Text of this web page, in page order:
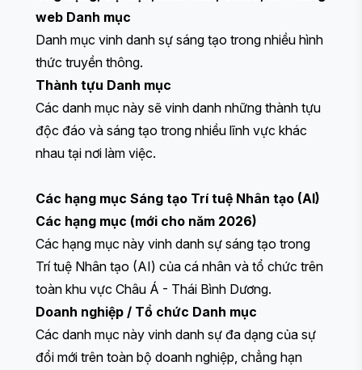
web Danh mục
Danh mục vinh danh sự sáng tạo trong nhiều hình
thức truyền thông.
Thành tựu Danh mục
Các danh mục này sẽ vinh danh những thành tựu
độc đáo và sáng tạo trong nhiều lĩnh vực khác
nhau tại nơi làm việc.
Các hạng mục Sáng tạo Trí tuệ Nhân tạo (AI)
Các hạng mục (mới cho năm 2026)
Các hạng mục này vinh danh sự sáng tạo trong
Trí tuệ Nhân tạo (AI) của cá nhân và tổ chức trên
toàn khu vực Châu Á - Thái Bình Dương.
Doanh nghiệp / Tổ chức Danh mục
Các danh mục này vinh danh sự đa dạng của sự
đổi mới trên toàn bộ doanh nghiệp, chẳng hạn